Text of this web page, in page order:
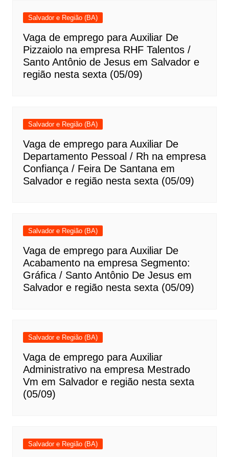
Salvador e Região (BA)
Vaga de emprego para Auxiliar De
Pizzaiolo na empresa RHF Talentos /
Santo Antônio de Jesus em Salvador e
região nesta sexta (05/09)
Salvador e Região (BA)
Vaga de emprego para Auxiliar De
Departamento Pessoal / Rh na empresa
Confiança / Feira De Santana em
Salvador e região nesta sexta (05/09)
Salvador e Região (BA)
Vaga de emprego para Auxiliar De
Acabamento na empresa Segmento:
Gráfica / Santo Antônio De Jesus em
Salvador e região nesta sexta (05/09)
Salvador e Região (BA)
Vaga de emprego para Auxiliar
Administrativo na empresa Mestrado
Vm em Salvador e região nesta sexta
(05/09)
Salvador e Região (BA)